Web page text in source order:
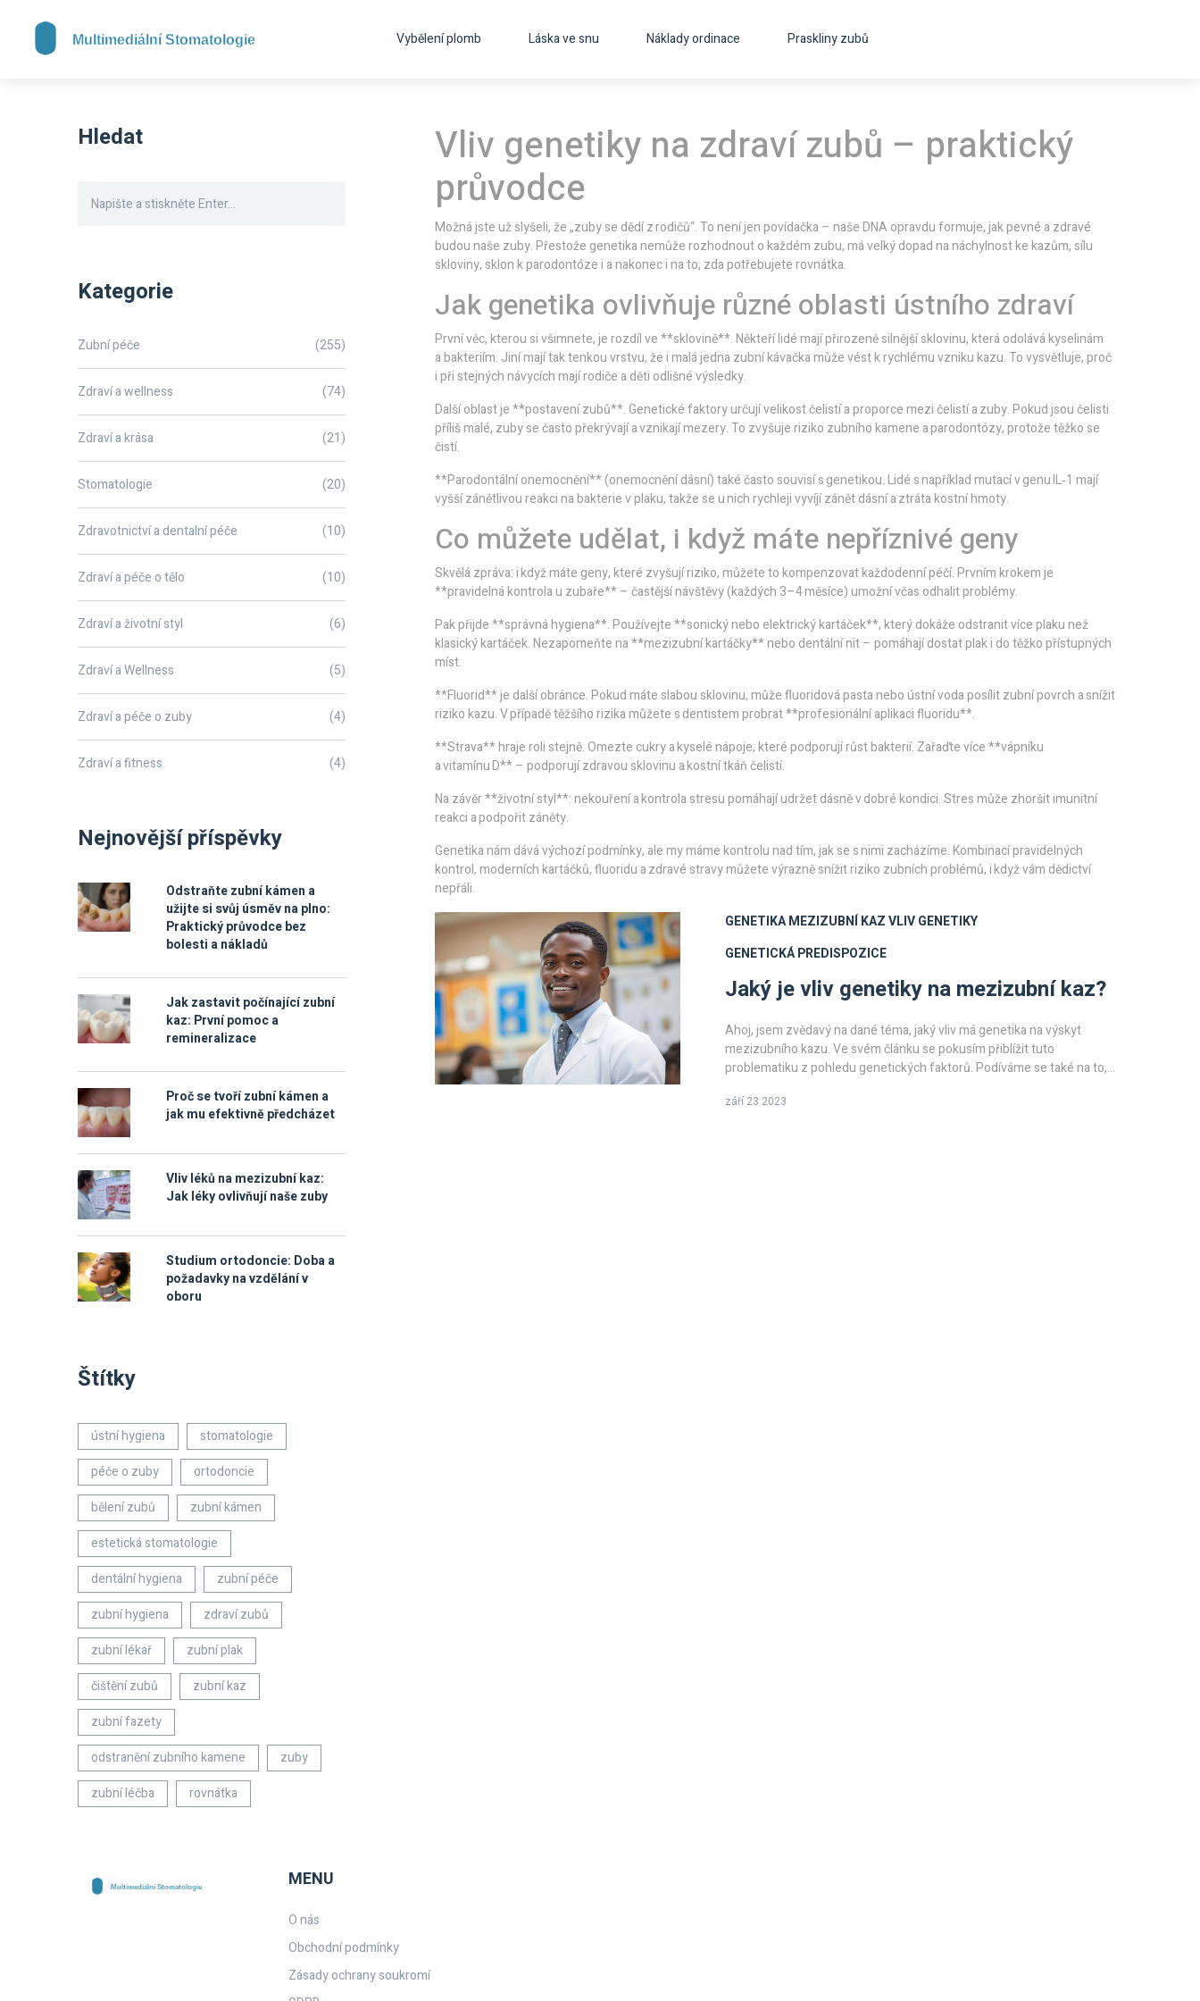
Vybělení plomb Láska ve snu Náklady ordinace Praskliny zubů
Vliv genetiky na zdraví zubů – praktický
průvodce
Možná jste už slyšeli, že „zuby se dědí z rodičů“. To není jen povídačka – naše DNA opravdu formuje, jak pevné a zdravé
budou naše zuby. Přestože genetika nemůže rozhodnout o každém zubu, má velký dopad na náchylnost ke kazům, sílu
skloviny, sklon k parodontóze i a nakonec i na to, zda potřebujete rovnátka.
Jak genetika ovlivňuje různé oblasti ústního zdraví
První věc, kterou si všimnete, je rozdíl ve **sklovině**. Někteří lidé mají přirozeně silnější sklovinu, která odolává kyselinám
a bakteriím. Jiní mají tak tenkou vrstvu, že i malá jedna zubní kávačka může vést k rychlému vzniku kazu. To vysvětluje, proč
i při stejných návycích mají rodiče a děti odlišné výsledky.
Další oblast je **postavení zubů**. Genetické faktory určují velikost čelistí a proporce mezi čelistí a zuby. Pokud jsou čelisti
příliš malé, zuby se často překrývají a vznikají mezery. To zvyšuje riziko zubního kamene a parodontózy, protože těžko se
čistí.
**Parodontální onemocnění** (onemocnění dásní) také často souvisí s genetikou. Lidé s například mutací v genu IL‑1 mají
vyšší zánětlivou reakci na bakterie v plaku, takže se u nich rychleji vyvíjí zánět dásní a ztráta kostní hmoty.
Co můžete udělat, i když máte nepříznivé geny
Skvělá zpráva: i když máte geny, které zvyšují riziko, můžete to kompenzovat každodenní péčí. Prvním krokem je
**pravidelná kontrola u zubaře** – častější návštěvy (každých 3–4 měsíce) umožní včas odhalit problémy.
Pak přijde **správná hygiena**. Používejte **sonický nebo elektrický kartáček**, který dokáže odstranit více plaku než
klasický kartáček. Nezapomeňte na **mezizubní kartáčky** nebo dentální nit – pomáhají dostat plak i​​ do těžko přístupných
míst.
**Fluorid** je další obránce. Pokud máte slabou sklovinu, může fluoridová pasta nebo ústní voda posílit zubní povrch a snížit
riziko kazu. V případě těžšího rizika můžete s dentistem probrat **profesionální aplikaci fluoridu**.
**Strava** hraje roli stejně. Omezte cukry a kyselé nápoje, které podporují růst bakterií. Zařaďte více **vápníku
a vitamínu D** – podporují zdravou sklovinu a kostní tkáň čelistí.
Na závěr **životní styl**: nekouření a kontrola stresu pomáhají udržet dásně v dobré kondici. Stres může zhoršit imunitní
reakci a podpořit záněty.
Genetika nám dává výchozí podmínky, ale my máme kontrolu nad tím, jak se s nimi zacházíme. Kombinací pravidelných
kontrol, moderních kartáčků, fluoridu a zdravé stravy můžete výrazně snížit riziko zubních problémů, i když vám dědictví
nepřáli.
GENETIKAMEZIZUBNÍ KAZVLIV GENETIKY
GENETICKÁ PREDISPOZICE
Jaký je vliv genetiky na mezizubní kaz?
Ahoj, jsem zvědavý na dané téma, jaký vliv má genetika na výskyt
mezizubního kazu. Ve svém článku se pokusím přiblížit tuto
problematiku z pohledu genetických faktorů. Podíváme se také na to,
zjistíme, jak moc naše geny ovlivňují naše zuby. Těším se na tvou
září 23 2023
Hledat
Kategorie
Zubní péče (255)
Zdraví a wellness (74)
Zdraví a krása (21)
Stomatologie (20)
Zdravotnictví a dentalní péče (10)
Zdraví a péče o tělo (10)
Zdraví a životní styl (6)
Zdraví a Wellness (5)
Zdraví a péče o zuby (4)
Zdraví a fitness (4)
Nejnovější příspěvky
Odstraňte zubní kámen a
užijte si svůj úsměv na plno:
Praktický průvodce bez
bolesti a nákladů
Jak zastavit počínající zubní
kaz: První pomoc a
remineralizace
Proč se tvoří zubní kámen a
jak mu efektivně předcházet
Vliv léků na mezizubní kaz:
Jak léky ovlivňují naše zuby
Studium ortodoncie: Doba a
požadavky na vzdělání v
oboru
Štítky
ústní hygiena
stomatologie
péče o zuby
ortodoncie
bělení zubů
zubní kámen
estetická stomatologie
dentální hygiena
zubní péče
zubní hygiena
zdraví zubů
zubní lékař
zubní plak
čištění zubů
zubní kaz
zubní fazety
odstranění zubního kamene
zuby
zubní léčba
rovnátka
MENU
O nás
Obchodní podmínky
Zásady ochrany soukromí